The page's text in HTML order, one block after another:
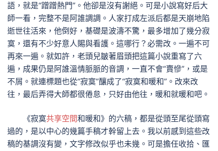
語，就是“蹭蹭熱門”。他卻是沒有謝絕。可是小說寫好后大
師一看，完整不是阿誰調調。人家打成左派后都是天崩地陷
逝世往活來，他倒好，基礎是波濤不驚，最多增加了幾分寂
寞，還有不少好意人賜與看護。這哪行？必需改。一遍不可
再來一遍。就如許，老頭兒皺著眉頭把這篇小說重寫了六
遍，成果仍是阿誰溫情脈脈的音調，一直不會“賣慘”，或是
不屑。就連標題也從“寂寞”釀成了“寂寞和暖和”。改來改
往，最后弄得大師都很倦怠，只好由他往，暖和就暖和吧。
《寂寞共享空間和暖和》的六稿，都是從頭至尾從頭寫
過的，是以中心的幾篇手稿才幹留上去。我以前感到這些改
稿的基調沒有變，文字修改似乎也未幾。可是擔任收拾、匯